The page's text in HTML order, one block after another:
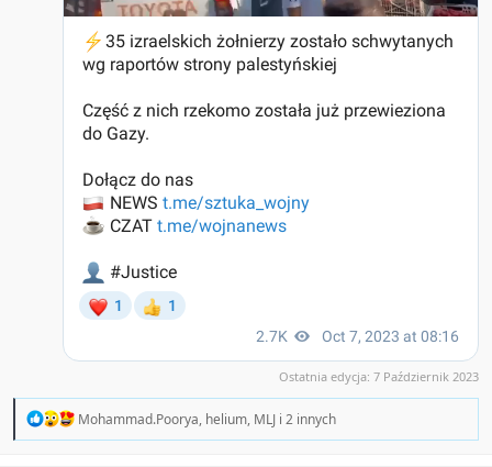
Ostatnia edycja: 7 Październik 2023
R
Mohammad.Poorya, helium, MLJ i 2 innych